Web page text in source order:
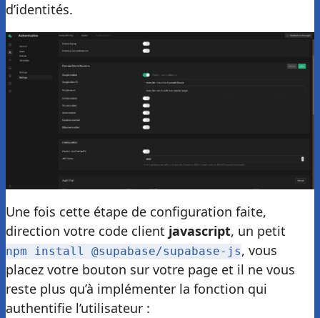
d’identités.
Une fois cette étape de configuration faite,
direction votre code client javascript, un petit
npm install @supabase/supabase-js, vous
placez votre bouton sur votre page et il ne vous
reste plus qu’à implémenter la fonction qui
authentifie l’utilisateur :